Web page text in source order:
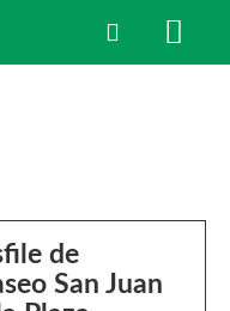
de
San Juan